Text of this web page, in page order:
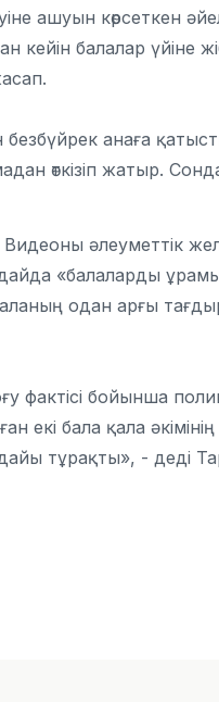
ашуын көрсеткен
кейін балалар үйіне
безбүйрек анаға
өткізіп жатыр.
әлеуметтік
«балаларды
одан арғы
фактісі бойынша
екі бала қала
тұрақты», - деді